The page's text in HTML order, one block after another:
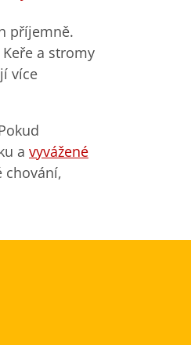
příjemně.
a stromy
více
a vyvážené
chování,